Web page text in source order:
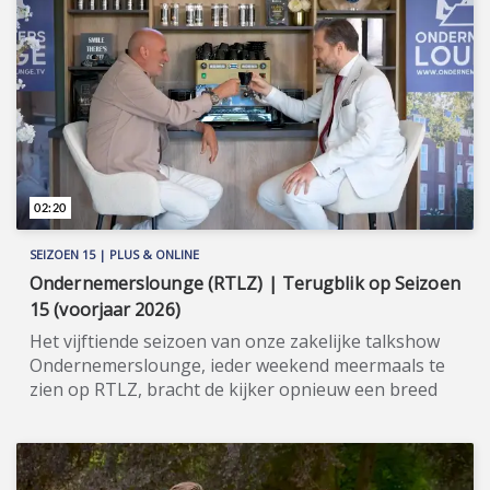
financiële systeem begonnen. Vanaf seizoen 13 is
Chhay Lin Lim van Monflo regelmatig te zien in onze
zakelijke talkshow, onder meer in het licht van de
Dutch Blockchain Week. Meer informatie:
www.monflo.com/nl (https://www.monflo.com/nl).
SEIZOEN 15 | PLUS & ONLINE
Ondernemerslounge (RTLZ) | Terugblik op Seizoen
15 (voorjaar 2026)
Het vijftiende seizoen van onze zakelijke talkshow
Ondernemerslounge, ieder weekend meermaals te
zien op RTLZ, bracht de kijker opnieuw een breed
gebied van ondernemerschap, investeren en
genieten van het leven. Onze studio in het koetshuis
van Kasteel Hoekelum werd hierbij zoals altijd
02:20